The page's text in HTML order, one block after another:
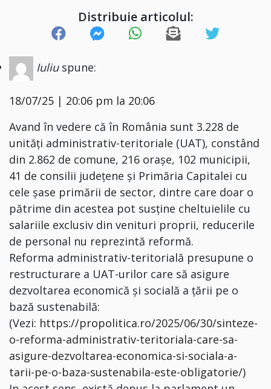
Distribuie articolul:
Iuliu spune:
18/07/25 | 20:06 pm la 20:06
Avand în vedere că în România sunt 3.228 de
unități administrativ-teritoriale (UAT), constând
din 2.862 de comune, 216 orașe, 102 municipii,
41 de consilii județene și Primăria Capitalei cu
cele șase primării de sector, dintre care doar o
pătrime din acestea pot susține cheltuielile cu
salariile exclusiv din venituri proprii, reducerile
de personal nu reprezintă reformă.
Reforma administrativ-teritorială presupune o
restructurare a UAT-urilor care să asigure
dezvoltarea economică și socială a țării pe o
bază sustenabilă:
(Vezi: https://propolitica.ro/2025/06/30/sinteze-
o-reforma-administrativ-teritoriala-care-sa-
asigure-dezvoltarea-economica-si-sociala-a-
tarii-pe-o-baza-sustenabila-este-obligatorie/)